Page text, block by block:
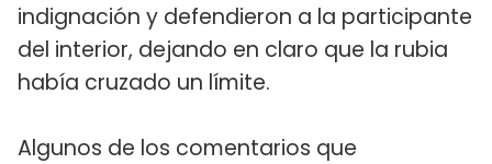
indignación y defendieron a la participante
del interior, dejando en claro que la rubia
había cruzado un límite.
Algunos de los comentarios que